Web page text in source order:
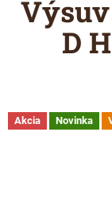
Výsuv
D
Akcia Novinka